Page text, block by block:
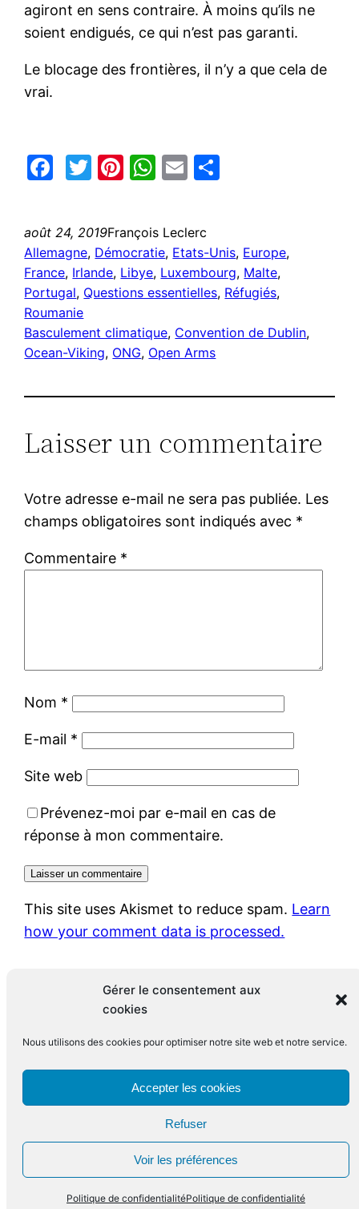
Gérer le consentement aux
cookies
Nous utilisons des cookies pour optimiser notre site web et notre service.
Accepter les cookies
Refuser
Voir les préférences
Politique de confidentialitéPolitique de confidentialité
agiront en sens contraire. À moins qu’ils ne
soient endigués, ce qui n’est pas garanti.
Le blocage des frontières, il n’y a que cela de
vrai.
Facebook
Twitter
Pinterest
WhatsApp
Email
août 24, 2019François Leclerc
Allemagne, Démocratie, Etats-Unis, Europe
France, Irlande, Libye, Luxembourg, Malte
Portugal, Questions essentielles, Réfugiés
Roumanie
Basculement climatique, Convention de Dublin
Ocean-Viking, ONG, Open Arms
Laisser un commentaire
Votre adresse e-mail ne sera pas publiée. Les
champs obligatoires sont indiqués avec *
Commentaire *
Nom *
E-mail *
Site web
Prévenez-moi par e-mail en cas de
réponse à mon commentaire.
This site uses Akismet to reduce spam. Learn
how your comment data is processed.
Le blog de François Leclerc